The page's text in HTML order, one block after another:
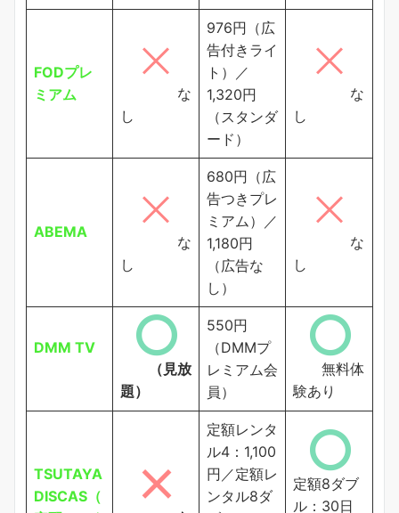
FODプレ
ミアム
な
し
976円（広
告付きライ
ト）／
1,320円
（スタンダ
ード）
な
し
ABEMA
な
し
680円（広
告つきプレ
ミアム）／
1,180円
（広告な
し）
な
し
DMM TV
（見放
題）
550円
（DMMプ
レミアム会
員）
無料体
験あり
TSUTAYA
DISCAS（
定額レンタ
ル4：1,100
円／定額レ
ンタル8ダ
定額8ダブ
ル：30日